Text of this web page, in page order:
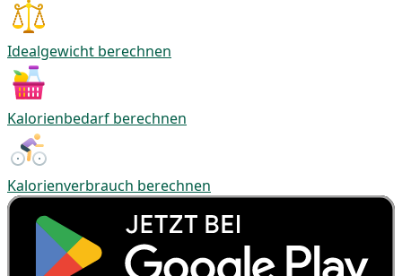
Idealgewicht berechnen
Kalorienbedarf berechnen
Kalorienverbrauch berechnen